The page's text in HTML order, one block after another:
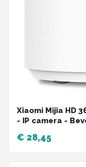
Xiaomi Mijia HD
- IP camera -
€ 28,45